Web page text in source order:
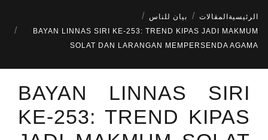
الرئيسية المقالات
بيان للناس
BAYAN LINNAS SIRI KE-253: TREND KIPAS JADI MAKMUM
SOLAT DAN LARANGAN MEMPERSENDA AGAMA
BAYAN LINNAS SIRI
KE-253: TREND KIPAS